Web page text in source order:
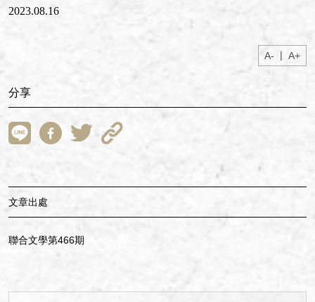
2023.08.16
A- | A+
分享
文章出處
聯合文學第466期